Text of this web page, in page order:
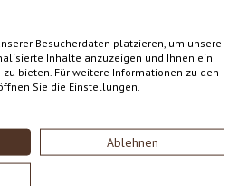
Besucherdaten platzieren, um unsere
Inhalte anzuzeigen und Ihnen ein
bieten. Für weitere Informationen zu den
Sie die Einstellungen.
Ablehnen
Inhalt:250 g
(17,16 € / kg)
Regulärer Preis:
4,29 €